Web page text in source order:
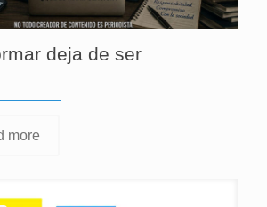
deja de ser
more